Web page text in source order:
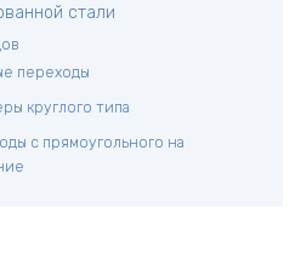
стали
переходы
круглого типа
с прямоугольного на